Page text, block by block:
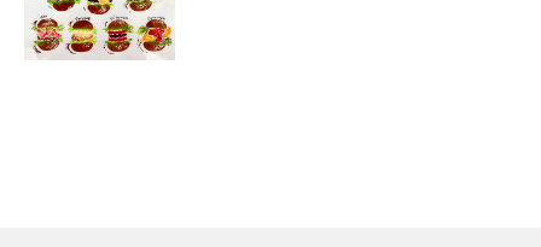
◻︎2025/11/29発売
『CUT2025』掲載